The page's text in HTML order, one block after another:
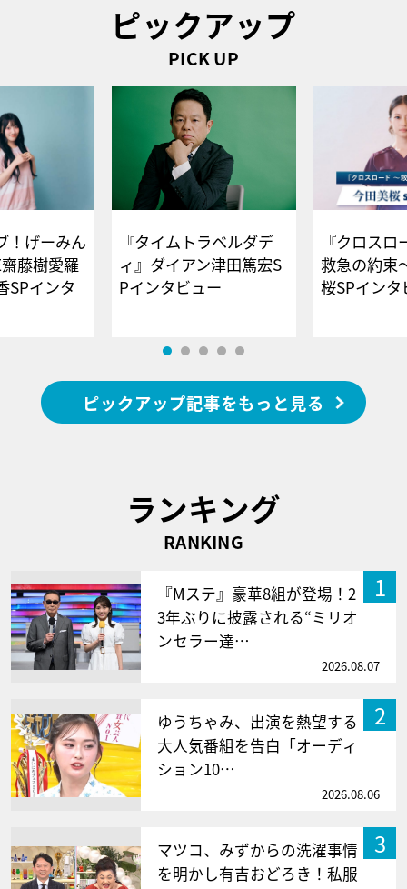
ピックアップ
PICK UP
！げーみん
藤樹愛羅
SPインタ
『タイムトラベルダデ
ィ』ダイアン津田篤宏S
Pインタビュー
『クロス
救急の約束
桜SPイ
ピックアップ記事をもっと見る
ランキング
RANKING
1
『Mステ』豪華8組が登場！2
3年ぶりに披露される“ミリオ
ンセラー達…
2026.08.07
2
ゆうちゃみ、出演を熱望する
大人気番組を告白「オーディ
ション10…
2026.08.06
3
マツコ、みずからの洗濯事情
を明かし有吉おどろき！私服